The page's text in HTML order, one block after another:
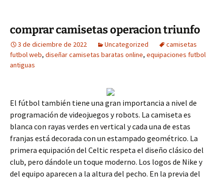
comprar camisetas operacion triunfo
3 de diciembre de 2022 Uncategorized
camisetas
futbol web, diseñar camisetas baratas online, equipaciones futbol
antiguas
El fútbol también tiene una gran importancia a nivel de
programación de videojuegos y robots. La camiseta es
blanca con rayas verdes en vertical y cada una de estas
franjas está decorada con un estampado geométrico. La
primera equipación del Celtic respeta el diseño clásico del
club, pero dándole un toque moderno. Los logos de Nike y
del equipo aparecen a la altura del pecho. En la previa del